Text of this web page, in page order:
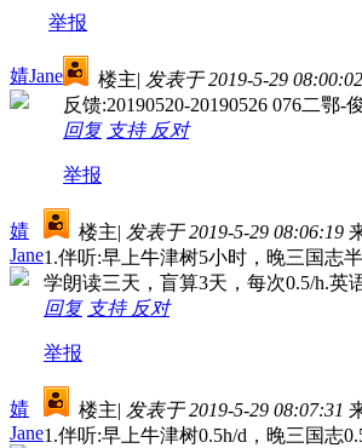
举报
婧Jane 楼主| 发表于 2019-5-29 08:00:02
反馈:20190520-20190526 076二鄂-
回复 支持 反对
举报
婧
Jane
楼主| 发表于 2019-5-29 08:06:19
1.伴听:早上牛津树5小时，晚三国志
学朗读三天，盲算3天，每次0.5/h.英
回复 支持 反对
举报
婧
Jane
楼主| 发表于 2019-5-29 08:07:31
1.伴听:早上牛津树0.5h/d，晚三国志